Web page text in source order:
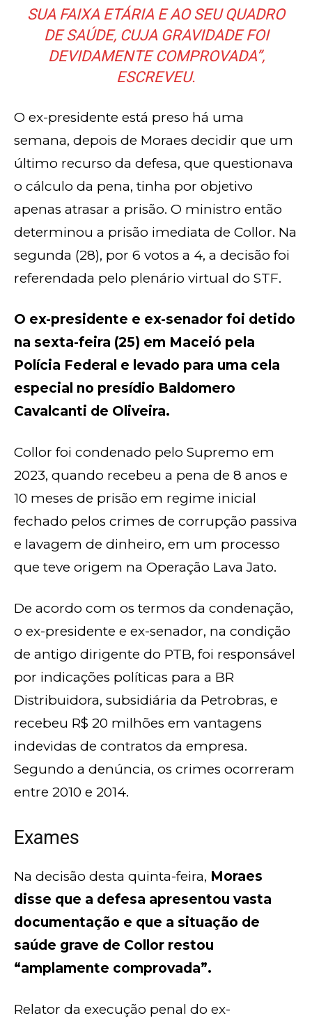
SUA FAIXA ETÁRIA E AO SEU QUADRO
DE SAÚDE, CUJA GRAVIDADE FOI
DEVIDAMENTE COMPROVADA”,
ESCREVEU.
O ex-presidente está preso há uma
semana, depois de Moraes decidir que um
último recurso da defesa, que questionava
o cálculo da pena, tinha por objetivo
apenas atrasar a prisão. O ministro então
determinou a prisão imediata de Collor. Na
segunda (28), por 6 votos a 4, a decisão foi
referendada pelo plenário virtual do STF.
O ex-presidente e ex-senador foi detido
na sexta-feira (25) em Maceió pela
Polícia Federal e levado para uma cela
especial no presídio Baldomero
Cavalcanti de Oliveira.
Collor foi condenado pelo Supremo em
2023, quando recebeu a pena de 8 anos e
10 meses de prisão em regime inicial
fechado pelos crimes de corrupção passiva
e lavagem de dinheiro, em um processo
que teve origem na Operação Lava Jato.
De acordo com os termos da condenação,
o ex-presidente e ex-senador, na condição
de antigo dirigente do PTB, foi responsável
por indicações políticas para a BR
Distribuidora, subsidiária da Petrobras, e
recebeu R$ 20 milhões em vantagens
indevidas de contratos da empresa.
Segundo a denúncia, os crimes ocorreram
entre 2010 e 2014.
Exames
Na decisão desta quinta-feira, Moraes
disse que a defesa apresentou vasta
documentação e que a situação de
saúde grave de Collor restou
“amplamente comprovada”.
Relator da execução penal do ex-